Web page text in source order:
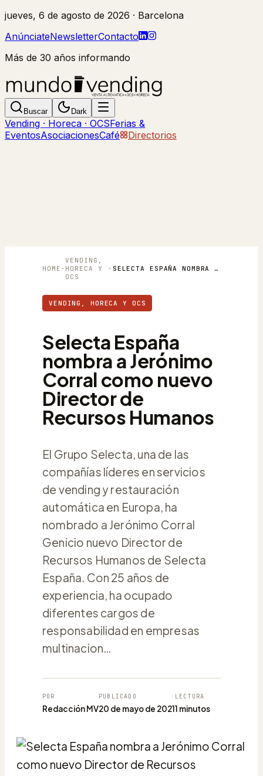
jueves, 6 de agosto de 2026 · Barcelona
AnúnciateNewsletterContacto
Más de 30 años informando
Buscar Dark
Vending · Horeca · OCSFerias &
EventosAsociacionesCafé Directorios
HOME ·
VENDING,
HORECA Y
OCS
· SELECTA ESPAÑA NOMBRA A JERÓNIMO CORRAL COMO NUEVO DIRECTOR DE RECURSOS HUMANOS
VENDING, HORECA Y OCS
Selecta España
nombra a Jerónimo
Corral como nuevo
Director de
Recursos Humanos
El Grupo Selecta, una de las
compañías líderes en servicios
de vending y restauración
automática en Europa, ha
nombrado a Jerónimo Corral
Genicio nuevo Director de
Recursos Humanos de Selecta
España. Con 25 años de
experiencia, ha ocupado
diferentes cargos de
responsabilidad en empresas
multinacion…
POR
Redacción MV
PUBLICADO
20 de mayo de 2021
LECTURA
1 minutos